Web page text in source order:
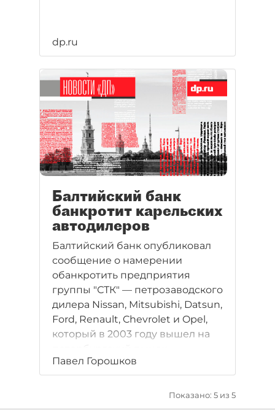
dp.ru
Балтийский банк
банкротит карельских
автодилеров
Балтийский банк опубликовал
сообщение о намерении
обанкротить предприятия
группы "СТК" — петрозаводского
дилера Nissan, Mitsubishi, Datsun,
Ford, Renault, Chevrolet и Opel,
который в 2003 году вышел на
Автохолдинг с годовым
оборотом в 5 млрд рублей
задолжал банкам более 2,5 млрд.
Павел Горошков
Показано: 5 из 5